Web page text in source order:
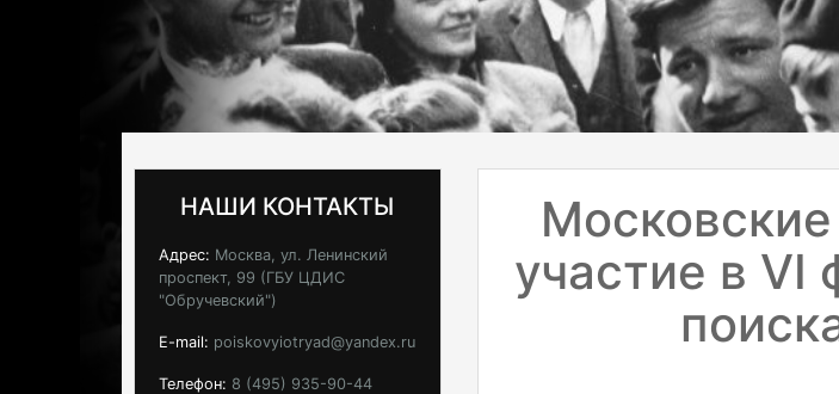
НАШИ КОНТАКТЫ
Адрес: Москва, ул. Ленинский
проспект, 99 (ГБУ ЦДИС
"Обручевский")
E-mail: poiskovyiotryad@yandex.ru
Телефон: 8 (495) 935-90-44
участие в VI